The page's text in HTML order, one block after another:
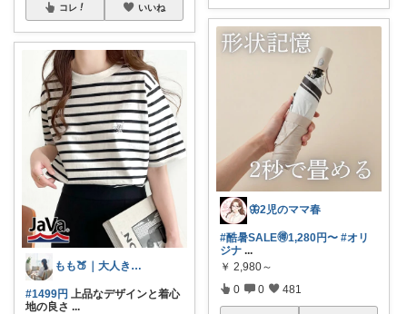
コレ いいね
もも🍑｜大人きれいめファッション
#1499円 上品なデザインと着心
地の良さ ...
🦋2児のママ春
#酷暑SALE🉐1,280円〜 #オリ
ジナ ...
￥ 2,980～
0 0 481